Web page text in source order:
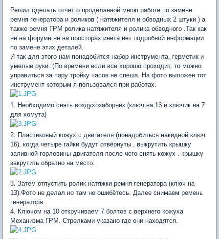
Решил сделать отчёт о проделанной мною работе по замене
ремня генератора и роликов ( натяжителя и обводных 2 штуки ) а
также ремня ГРМ ролика натяжителя и ролика обводного .Так как
не на форуме не на просторах инета нет подробной информации
по замене этих деталей.
И так для этого нам понадобится набор инструмента, герметик и
умелые руки. (По времени если всё хорошо проходит, то можно
управиться за пару тройку часов не спеша. На фото выложен тот
инструмент которым я пользовался при работах.
1. Необходимо снять воздухозаборник (ключ на 13 и ключик на 7
для хомута)
2. Пластиковый кожух с двигателя (понадобиться накидной ключ
16), когда четыре гайки будут отвёрнуты , выкрутить крышку
заливной горловины двигателя после чего снять кожух . крышку
закрутить обратно на место.
3. Затем отпустить ролик натяжки ремня генератора (ключ на
13).Фото не делал но там не ошибётесь. Далее снимаем ремень
генератора.
4. Ключом на 10 откручиваем 7 болтов с верхнего кожуха
Механизма ГРМ. Стрелками указано где они находятся.